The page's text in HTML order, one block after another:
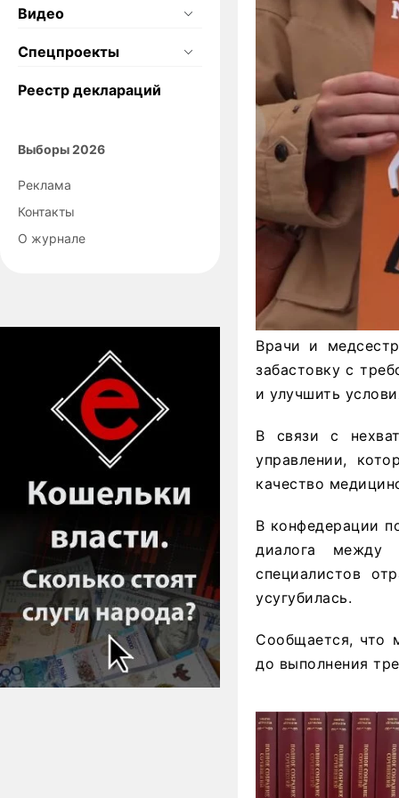
Видео
Спецпроекты
Реестр деклараций
Выборы 2026
Реклама
Контакты
О журнале
Врачи и
забастовку с
и улучшить
В связи с
управлении,
качество
В конфедерации
диалога между
специалистов
усугубилась.
Сообщается, что
до выполнения